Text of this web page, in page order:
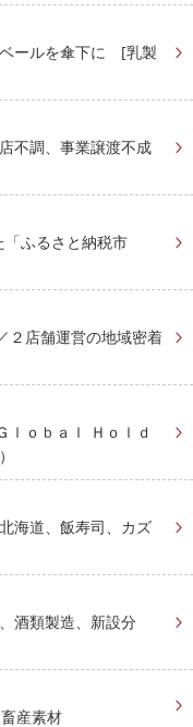
ベールを傘下に [乳製
不調、事業譲渡不成
ふるさと納税市
店舗運営の地域密着
ｏｂａｌ Ｈｏｌｄ
海道、飯寿司、カズ
酒類製造、新設分
産素材